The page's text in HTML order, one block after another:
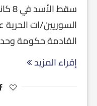
السوريين/ات
القادمة حكومة
إقراء المزيد